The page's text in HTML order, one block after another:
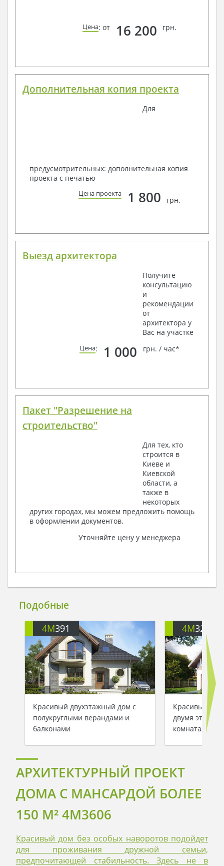
Цена: от 16 200 грн.
Дополнительная копия проекта
Для
предусмотрительных: дополнительная копия
проекта с печатью
Цена проекта 1 800 грн.
Выезд архитектора
Получите
консультацию
и
рекомендации
от
архитектора у
Вас на участке
Цена: 1 000 грн. / час*
Пакет "Разрешение на
строительство"
Для тех, кто
строится в
Киеве и
Киевской
области, а
также в
некоторых
других городах, мы можем предложить помощь
в оформлении документов.
Уточняйте цену у менеджера
Подобные
4M391
Красивый двухэтажный дом с
полукруглыми верандами и
балконами
4M3200
Красивый
двумя
комнатами
АРХИТЕКТУРНЫЙ ПРОЕКТ
ДОМА С МАНСАРДОЙ БОЛЕЕ
150 M² 4M3606
Красивый дом без особых наворотов подойдет
для проживания дружной семьи,
предпочитающей стабильность. Здесь не в